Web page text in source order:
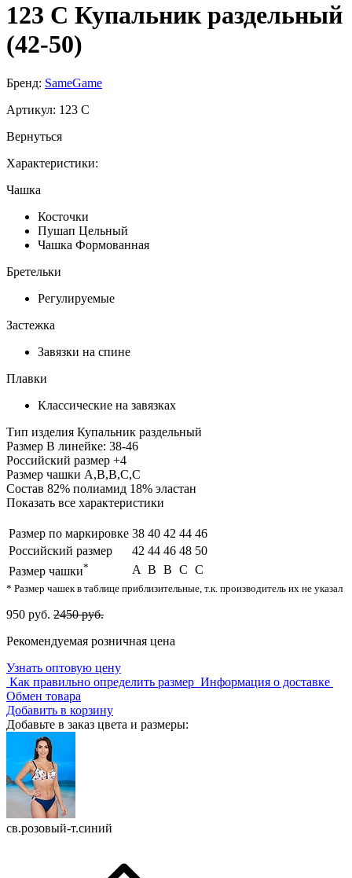
123 C Купальник раздельный
(42-50)
Бренд: SameGame
Артикул: 123 C
Вернуться
Характеристики:
Чашка
Косточки
Пушап Цельный
Чашка Формованная
Бретельки
Регулируемые
Застежка
Завязки на спине
Плавки
Классические на завязках
Тип изделия Купальник раздельный
Размер В линейке: 38-46
Российский размер +4
Размер чашки A,B,B,C,C
Состав 82% полиамид 18% эластан
Показать все характеристики
Размер по маркировке 38 40 42 44 46
Российский размер
42 44 46 48 50
Размер чашки* A B B C C
* Размер чашек в таблице приблизительные, т.к. производитель их не указал
950 руб. 2450 руб.
Рекомендуемая розничная цена
Узнать оптовую цену
Как правильно определить размер Информация о доставке
Обмен товара
Добавить в корзину
Добавьте в заказ цвета и размеры:
св.розовый-т.синий